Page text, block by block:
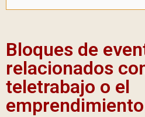
Bloques de
relacionados
teletrabajo o el
emprendimiento